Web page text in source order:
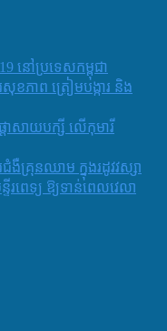
នៅប្រទេសកម្ពុជា
សុខភាព ត្រៀមបង្ការ និង
ាសាយបក្សី លើកុមារី
ងឺគ្រុនឈាម ក្នុងរដូវវស្សា
រពេទ្យ ឱ្យទាន់ពេលវេលា